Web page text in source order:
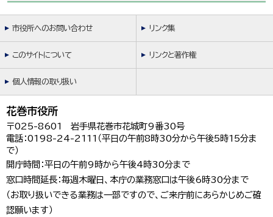
市役所へのお問い合わせ リンク集
このサイトについて リンクと著作権
個人情報の取り扱い
花巻市役所
〒025-8601 岩手県花巻市花城町9番30号
電話：0198-24-2111（平日の午前8時30分から午後5時15分ま
で）
開庁時間：平日の午前9時から午後4時30分まで
窓口時間延長：毎週木曜日、本庁の業務窓口は午後6時30分まで
（お取り扱いできる業務は一部ですので、ご来庁前にあらかじめご確
認願います）